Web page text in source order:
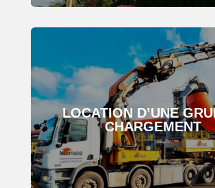
LOCATION D’UNE
CHARGEMENT